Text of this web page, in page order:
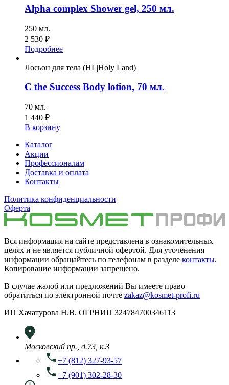
Alpha complex Shower gel, 250 мл.
250 мл.
2 530 ₽
Подробнее
Лосьон для тела (HL|Holy Land)
C the Success Body lotion, 70 мл.
70 мл.
1 440 ₽
В корзину
Каталог
Акции
Профессионалам
Доставка и оплата
Контакты
Политика конфиденциальности
Оферта
Вся информация на сайте представлена в ознакомительных
целях и не является публичной офертой. Для уточенения
информации обращайтесь по телефонам в разделе контакты.
Копирование информации запрещено.
В случае жалоб или предложений Вы имеете право
обратиться по электронной почте zakaz@kosmet-profi.ru
ИП Хачатурова Н.В. ОГРНИП 324784700346113
Московский пр., д.73, к.3
+7 (812) 327-93-57
+7 (901) 302-28-30